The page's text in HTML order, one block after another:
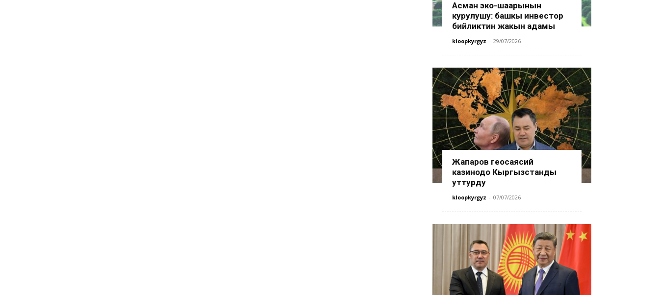
Асман эко-шаарынын
курулушу: башкы инвестор
бийликтин жакын адамы
kloopkyrgyz - 29/07/2026
Жапаров геосаясий
казинодо Кыргызстанды
уттурду
kloopkyrgyz - 07/07/2026